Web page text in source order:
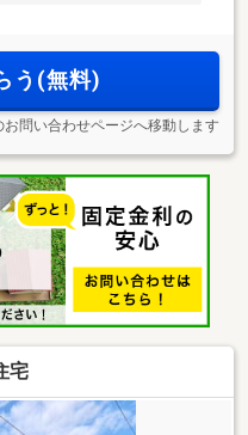
う(無料)
お問い合わせページへ移動します
宅